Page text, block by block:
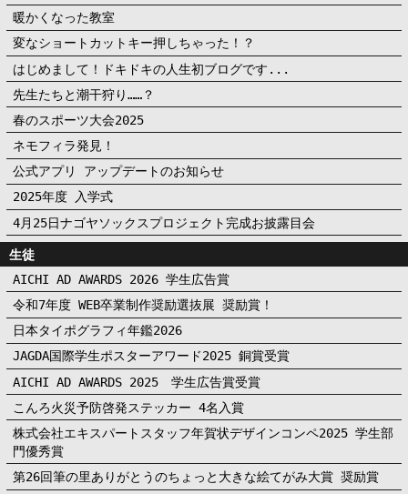
暖かくなった教室
変なショートカットキー押しちゃった！？
はじめまして！ドキドキの人生初ブログです...
先生たちと潮干狩り……？
春のスポーツ大会2025
ネモフィラ発見！
公式アプリ アップデートのお知らせ
2025年度 入学式
4月25日ナゴヤソックスプロジェクト完成お披露目会
生徒
AICHI AD AWARDS 2026 学生広告賞
令和7年度 WEB卒業制作奨励選抜展 奨励賞！
日本タイポグラフィ年鑑2026
JAGDA国際学生ポスターアワード2025 銅賞受賞
AICHI AD AWARDS 2025 学生広告賞受賞
こんろ火災予防啓発ステッカー 4名入賞
株式会社エキスパートスタッフ年賀状デザインコンペ2025 学生部
門優秀賞
第26回筆の里ありがとうのちょっと大きな絵てがみ大賞 奨励賞